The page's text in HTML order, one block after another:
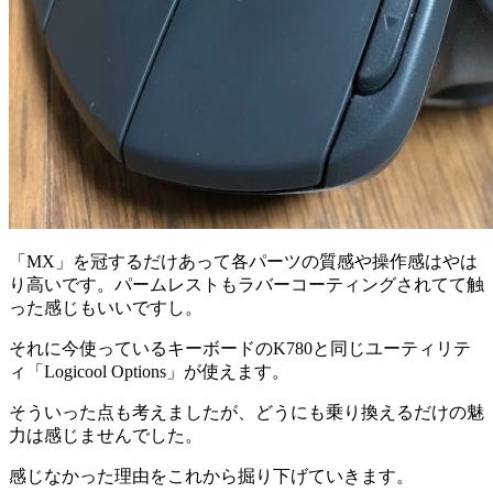
「MX」を冠するだけあって各パーツの質感や操作感はやは
り高いです。パームレストもラバーコーティングされてて触
った感じもいいですし。
それに今使っているキーボードのK780と同じユーティリテ
ィ「Logicool Options」が使えます。
そういった点も考えましたが、どうにも乗り換えるだけの魅
力は感じませんでした。
感じなかった理由をこれから掘り下げていきます。